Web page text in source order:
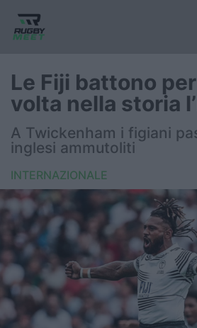
Nazionali giovanili
Rugby Sevens
FIR
Internazionale
6 Nazioni
United Rugby
Le Fiji battono
volta nella storia
A Twickenham i figiani
inglesi ammutoliti
INTERNAZIONALE